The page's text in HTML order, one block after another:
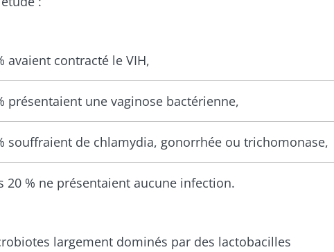
avaient contracté le VIH,
présentaient une vaginose bactérienne,
souffraient de chlamydia, gonorrhée ou trichomonase,
20 % ne présentaient aucune infection.
largement dominés par des lactobacilles